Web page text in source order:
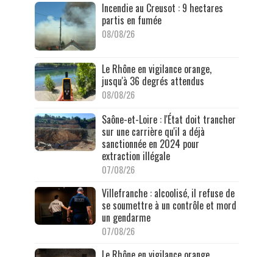
Incendie au Creusot : 9 hectares
partis en fumée
08/08/26
Le Rhône en vigilance orange,
jusqu'à 36 degrés attendus
08/08/26
Saône-et-Loire : l'État doit trancher
sur une carrière qu'il a déjà
sanctionnée en 2024 pour
extraction illégale
07/08/26
Villefranche : alcoolisé, il refuse de
se soumettre à un contrôle et mord
un gendarme
07/08/26